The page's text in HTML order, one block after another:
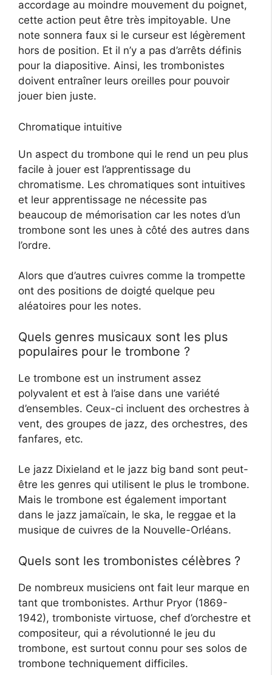
accordage au moindre mouvement du poignet,
cette action peut être très impitoyable. Une
note sonnera faux si le curseur est légèrement
hors de position. Et il n’y a pas d’arrêts définis
pour la diapositive. Ainsi, les trombonistes
doivent entraîner leurs oreilles pour pouvoir
jouer bien juste.
Chromatique intuitive
Un aspect du trombone qui le rend un peu plus
facile à jouer est l’apprentissage du
chromatisme. Les chromatiques sont intuitives
et leur apprentissage ne nécessite pas
beaucoup de mémorisation car les notes d’un
trombone sont les unes à côté des autres dans
l’ordre.
Alors que d’autres cuivres comme la trompette
ont des positions de doigté quelque peu
aléatoires pour les notes.
Quels genres musicaux sont les plus
populaires pour le trombone ?
Le trombone est un instrument assez
polyvalent et est à l’aise dans une variété
d’ensembles. Ceux-ci incluent des orchestres à
vent, des groupes de jazz, des orchestres, des
fanfares, etc.
Le jazz Dixieland et le jazz big band sont peut-
être les genres qui utilisent le plus le trombone.
Mais le trombone est également important
dans le jazz jamaïcain, le ska, le reggae et la
musique de cuivres de la Nouvelle-Orléans.
Quels sont les trombonistes célèbres ?
De nombreux musiciens ont fait leur marque en
tant que trombonistes. Arthur Pryor (1869-
1942), tromboniste virtuose, chef d’orchestre et
compositeur, qui a révolutionné le jeu du
trombone, est surtout connu pour ses solos de
trombone techniquement difficiles.